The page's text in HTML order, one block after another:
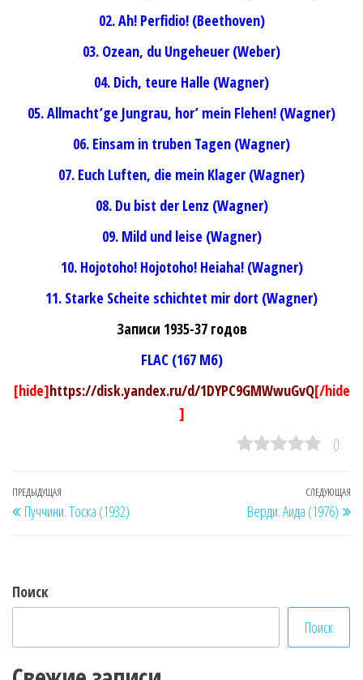
02. Ah! Perfidio! (Beethoven)
03. Ozean, du Ungeheuer (Weber)
04. Dich, teure Halle (Wagner)
05. Allmacht’ge Jungrau, hor’ mein Flehen! (Wagner)
06. Einsam in truben Tagen (Wagner)
07. Euch Luften, die mein Klager (Wagner)
08. Du bist der Lenz (Wagner)
09. Mild und leise (Wagner)
10. Hojotoho! Hojotoho! Heiaha! (Wagner)
11. Starke Scheite schichtet mir dort (Wagner)
Записи 1935-37 годов
FLAC (167 Мб)
[hide]https://disk.yandex.ru/d/1DYPC9GMWwuGvQ[/hide
]
0
Навигация
по
Предыдущая
запись
ПРЕДЫДУЩАЯ
Пуччини. Тоска (1932)
СЛЕДУЮЩАЯ
Верди. Аида (1976)
Поиск
Поиск